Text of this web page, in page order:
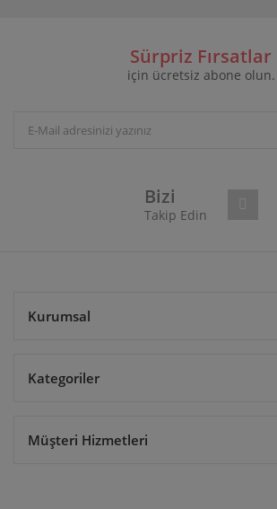
Yorum Yaz
Ürün resmi kalitesiz, bozuk veya
Ürün bilgilerinde hatalar bulunuyor.
Sürpriz Fırsatlar
için ücretsiz abone olun.
Bizi
Takip Edin
Kurumsal
Kategoriler
Müşteri Hizmetleri